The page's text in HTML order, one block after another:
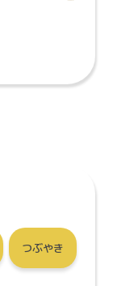
つぶやき